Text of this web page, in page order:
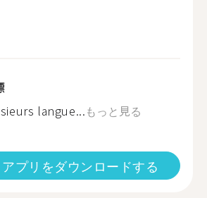
langue...もっと見る
アプリをダウンロードする